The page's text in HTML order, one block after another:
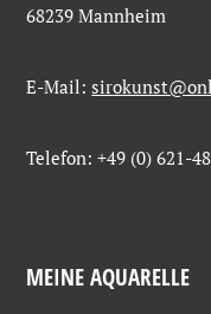
68239 Mannheim
E-Mail:
Telefon: +49 (0) 621-
MEINE AQUARELLE